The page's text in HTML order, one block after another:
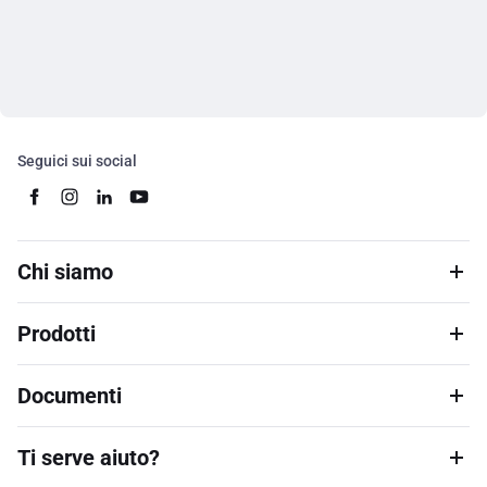
Seguici sui social
Chi siamo
Prodotti
Documenti
Ti serve aiuto?